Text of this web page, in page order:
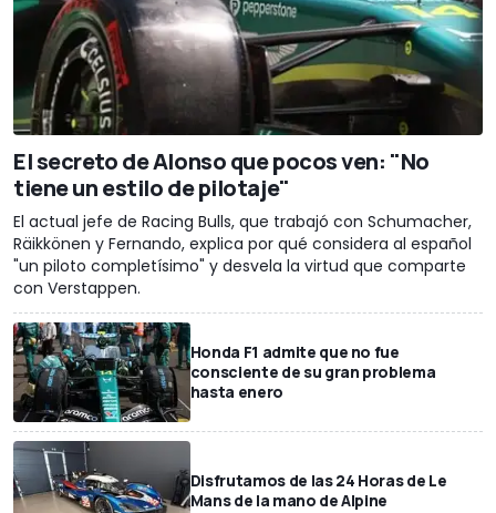
El secreto de Alonso que pocos ven: "No
tiene un estilo de pilotaje"
El actual jefe de Racing Bulls, que trabajó con Schumacher,
Räikkönen y Fernando, explica por qué considera al español
"un piloto completísimo" y desvela la virtud que comparte
con Verstappen.
Honda F1 admite que no fue
consciente de su gran problema
hasta enero
Disfrutamos de las 24 Horas de Le
Mans de la mano de Alpine